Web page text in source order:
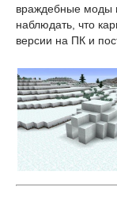
враждебные моды
наблюдать, что
версии на ПК и